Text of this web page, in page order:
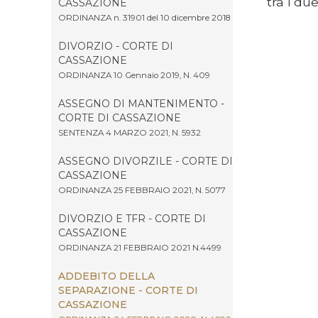
CASSAZIONE
ORDINANZA n. 31901 del 10 dicembre 2018
DIVORZIO - CORTE DI
CASSAZIONE
ORDINANZA 10 Gennaio 2019, N. 409
ASSEGNO DI MANTENIMENTO -
CORTE DI CASSAZIONE
SENTENZA 4 MARZO 2021, N. 5932
ASSEGNO DIVORZILE - CORTE DI
CASSAZIONE
ORDINANZA 25 FEBBRAIO 2021, N. 5077
DIVORZIO E TFR - CORTE DI
CASSAZIONE
ORDINANZA 21 FEBBRAIO 2021 N.4499
ADDEBITO DELLA
SEPARAZIONE - CORTE DI
CASSAZIONE